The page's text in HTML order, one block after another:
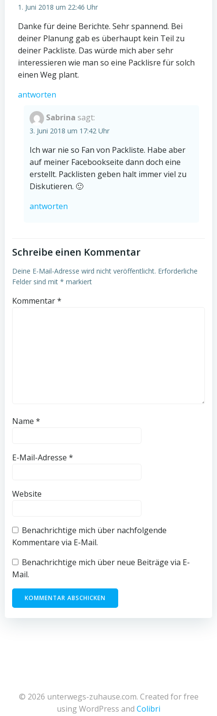
1. Juni 2018 um 22:46 Uhr
Danke für deine Berichte. Sehr spannend. Bei
deiner Planung gab es überhaupt kein Teil zu
deiner Packliste. Das würde mich aber sehr
interessieren wie man so eine Packlisre für solch
einen Weg plant.
antworten
Sabrina sagt:
3. Juni 2018 um 17:42 Uhr
Ich war nie so Fan von Packliste. Habe aber
auf meiner Facebookseite dann doch eine
erstellt. Packlisten geben halt immer viel zu
Diskutieren. 🙂
antworten
Schreibe einen Kommentar
Deine E-Mail-Adresse wird nicht veröffentlicht. Erforderliche
Felder sind mit * markiert
Kommentar*
Name *
E-Mail-Adresse *
Website
Benachrichtige mich über nachfolgende
Kommentare via E-Mail.
Benachrichtige mich über neue Beiträge via E-
Mail.
© 2026 unterwegs-zuhause.com. Created for free
using WordPress and Colibri